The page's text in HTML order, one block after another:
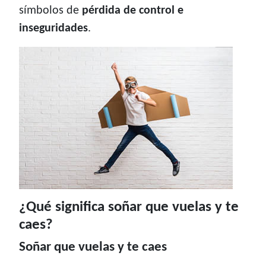
símbolos de pérdida de control e
inseguridades.
¿Qué significa soñar que vuelas y te
caes?
Soñar que vuelas y te caes